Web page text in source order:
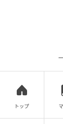
※記事内の商
す。店舗によ
ります。
トップ